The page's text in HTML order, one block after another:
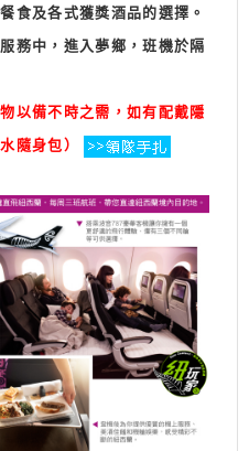
食及各式獲獎酒品的選擇。
務中，進入夢鄉，班機於隔
以備不時之需，如有配戴隱
隨身包）